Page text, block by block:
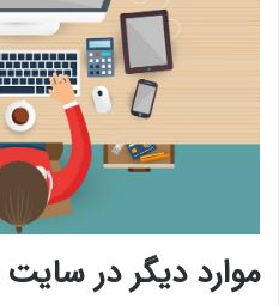
موارد دیگر در